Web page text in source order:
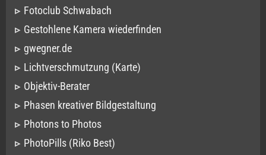
Fotoclub Schwabach
Gestohlene Kamera wiederfinden
gwegner.de
Lichtverschmutzung (Karte)
Objektiv-Berater
Phasen kreativer Bildgestaltung
Photons to Photos
PhotoPills (Riko Best)